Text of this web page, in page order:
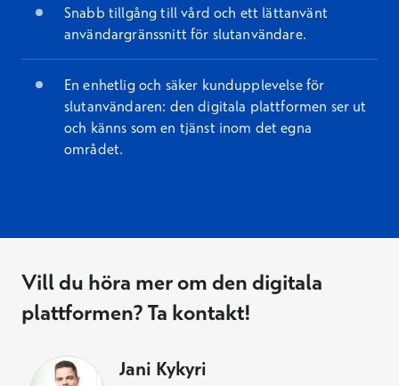
Snabb tillgång till vård och ett lättanvänt
användargränssnitt för slutanvändare.
En enhetlig och säker kundupplevelse för
slutanvändaren: den digitala plattformen ser ut
och känns som en tjänst inom det egna
området.
Vill du höra mer om den digitala
plattformen? Ta kontakt!
Jani Kykyri